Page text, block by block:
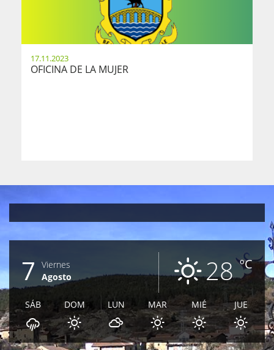
17.11.2023
OFICINA DE LA MUJER
ºC
28
7
Viernes
Agosto
SÁB DOM LUN MAR MIÉ JUE